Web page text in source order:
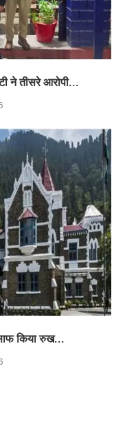
ने तीसरे आरोपी...
किया रुख...